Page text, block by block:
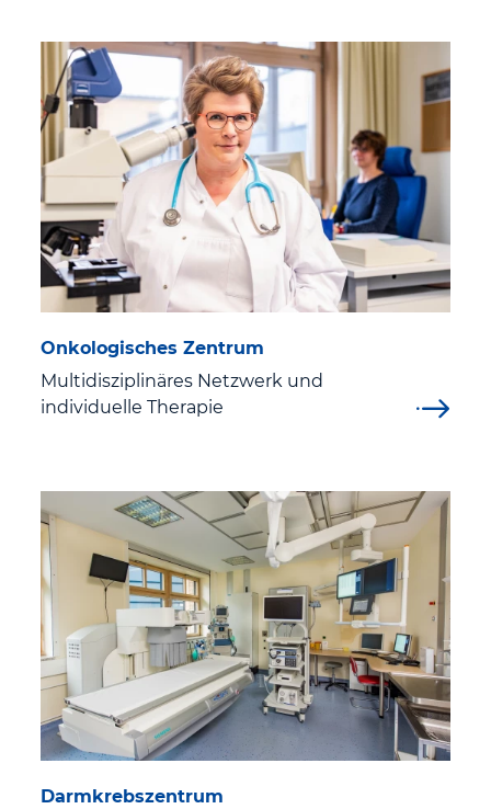
Neurorehabilitation
Notfallmedizin
Orthopädie, Unfallchirurgie und Sporttraumatologie
Tagesklinik für Psychiatrie/Psychotherapie und
Psychosomatik/Tagesklinik für Psychosomatische
Medizin und Psychotherapie
Urologie und Kinderurologie "Prof. Dr. Maximilian Nitze"
Radiologie Eisenach-Eschwege BAG
Zentren & Angebote
Arbeitsmedizinisches Institut Eisenach
Brustkrebszentrum Eisenach
Chest Pain Unit (Brustschmerz-Einheit)
Darmkrebszentrum Eisenach
Elternschule
Onkologisches Zentrum
Multidisziplinäres Netzwerk und
individuelle Therapie
Darmkrebszentrum